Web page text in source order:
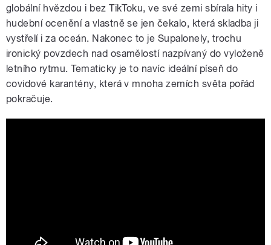
globální hvězdou i bez TikToku, ve své zemi sbírala hity i
hudební ocenění a vlastně se jen čekalo, která skladba ji
vystřelí i za oceán. Nakonec to je Supalonely, trochu
ironický povzdech nad osamělostí nazpívaný do vyloženě
letního rytmu. Tematicky je to navíc ideální píseň do
covidové karantény, která v mnoha zemích světa pořád
pokračuje.